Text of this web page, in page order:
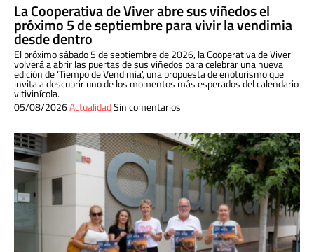
La Cooperativa de Viver abre sus viñedos el
próximo 5 de septiembre para vivir la vendimia
desde dentro
El próximo sábado 5 de septiembre de 2026, la Cooperativa de Viver
volverá a abrir las puertas de sus viñedos para celebrar una nueva
edición de ‘Tiempo de Vendimia’, una propuesta de enoturismo que
invita a descubrir uno de los momentos más esperados del calendario
vitivinícola.
05/08/2026ActualidadSin comentarios